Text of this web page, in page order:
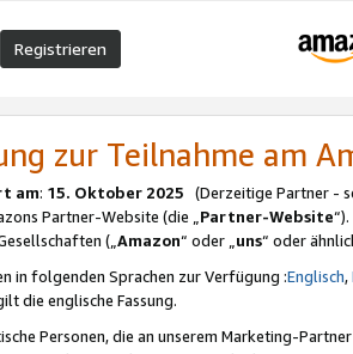
Registrieren
zur Teilnahme am
am: 15. Oktober 2025 (Derzeitige Partner -
Partner-Website (die „Partner-Website
(„Amazon“ oder „uns“ oder
in folgenden Sprachen zur Verfügung :Englisch,
die englische Fassung.
Personen, die an unserem Marketing-